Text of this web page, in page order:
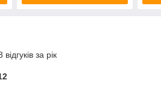
за рік